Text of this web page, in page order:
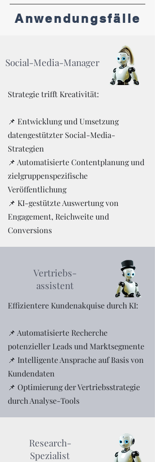
Anwendungsfälle
Social-Media-Manager
Strategie trifft Kreativität:
📌 Entwicklung und Umsetzung
datengestützter Social-Media-
Strategien
📌 Automatisierte Contentplanung und
zielgruppenspezifische
Veröffentlichung
📌 KI-gestützte Auswertung von
Engagement, Reichweite und
Conversions
Vertriebs-
assistent
Effizientere Kundenakquise durch KI:
📌 Automatisierte Recherche
potenzieller Leads und Marktsegmente
📌 Intelligente Ansprache auf Basis von
Kundendaten
📌 Optimierung der Vertriebsstrategie
durch Analyse-Tools
Research-
Spezialist